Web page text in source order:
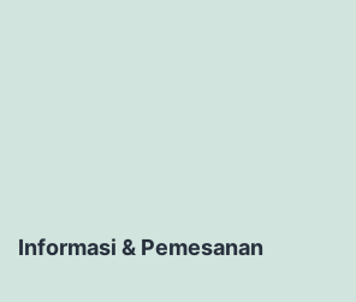
Informasi & Pemesanan